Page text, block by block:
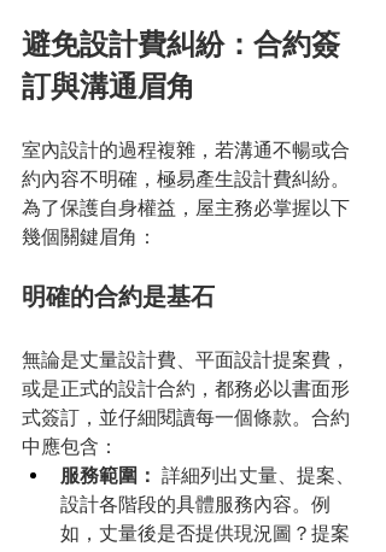
避免設計費糾紛：合約簽
訂與溝通眉角
室內設計的過程複雜，若溝通不暢或合
約內容不明確，極易產生設計費糾紛。
為了保護自身權益，屋主務必掌握以下
幾個關鍵眉角：
明確的合約是基石
無論是丈量設計費、平面設計提案費，
或是正式的設計合約，都務必以書面形
式簽訂，並仔細閱讀每一個條款。合約
中應包含：
服務範圍： 詳細列出丈量、提案、
設計各階段的具體服務內容。例
如，丈量後是否提供現況圖？提案